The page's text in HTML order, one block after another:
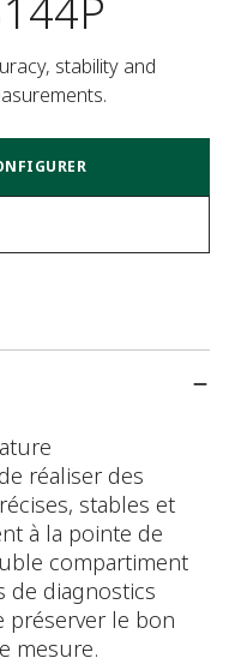
stability and
réaliser des
stables et
à la pointe de
compartiment
de diagnostics
préserver le bon
mesure.